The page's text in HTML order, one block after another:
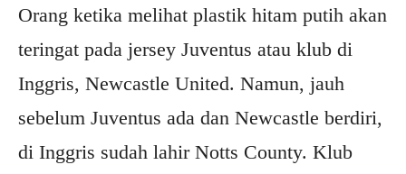
Orang ketika melihat plastik hitam putih akan
teringat pada jersey Juventus atau klub di
Inggris, Newcastle United. Namun, jauh
sebelum Juventus ada dan Newcastle berdiri,
di Inggris sudah lahir Notts County. Klub